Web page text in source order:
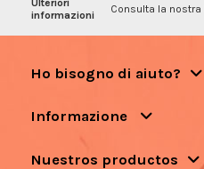
informazioni
Consulta la nostra
Ho bisogno di aiuto?
Informazione
Nuestros productos